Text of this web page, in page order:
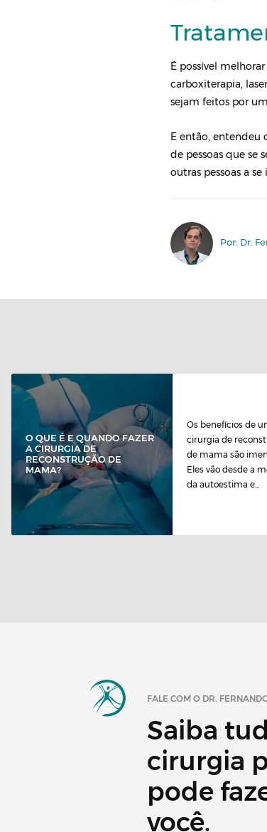
É possível
carboxiterapia,
sejam feitos por
E então, entendeu
de pessoas que se
outras pessoas a
Por: Dr.
O QUE É E QUANDO FAZER
A CIRURGIA DE
RECONSTRUÇÃO DE
MAMA?
Os benefícios de
cirurgia de
de mama são
Eles vão desde a
da autoestima e...
FALE COM O DR.
Saiba
cirurgia
pode
você.